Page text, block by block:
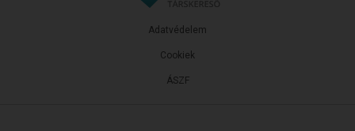
ÁSZF
Adatvédelem
Cookiek